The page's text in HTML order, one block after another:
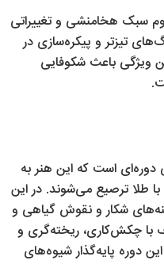
سبک هخامنشی و تغییراتی
تیزتر و پیکره‌سازی در
ویژگی باعث شکوفایی
دوره‌ای است که این هنر به
طلا ترصیع می‌شوند. در این
شکار و نقوش گیاهی و
با چکش‌کاری، ریخته‌گری و
دوره پایه‌گذار شیوه‌های